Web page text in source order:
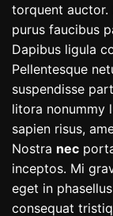
torquent auctor.
purus faucibus
Dapibus ligula
Pellentesque
suspendisse
litora nonummy
sapien risus,
Nostra nec
inceptos. Mi
eget in
consequat